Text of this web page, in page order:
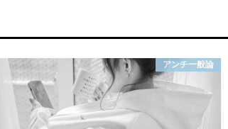
アンチ一般論